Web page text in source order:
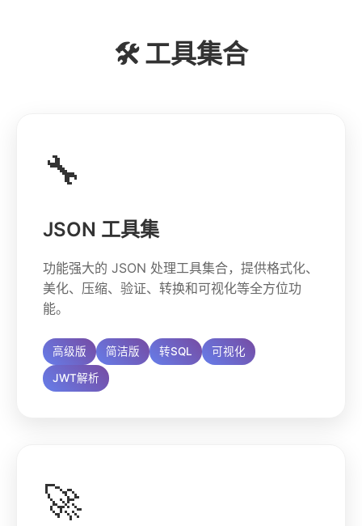
🛠️ 工具集合
🔧
JSON 工具集
功能强大的 JSON 处理工具集合，提供格式化、
美化、压缩、验证、转换和可视化等全方位功
能。
高级版 简洁版 转SQL 可视化
JWT解析
🚀